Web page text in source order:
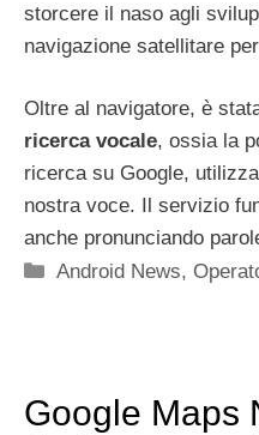
storcere il naso agli
navigazione satellitare
Oltre al navigatore, è
ricerca vocale, ossia la
ricerca su Google,
nostra voce. Il servizio
anche pronunciando
Categorie
Android News,
Google Maps